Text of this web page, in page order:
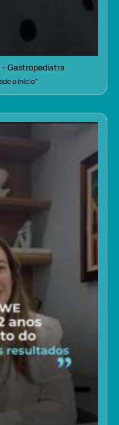
Gastropediatra
o início”